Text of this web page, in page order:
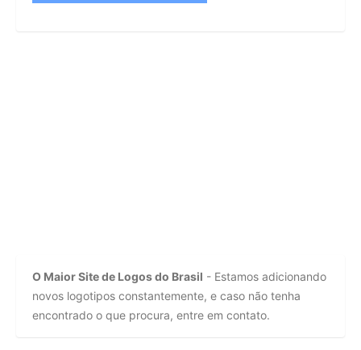
O Maior Site de Logos do Brasil - Estamos adicionando
novos logotipos constantemente, e caso não tenha
encontrado o que procura, entre em contato.